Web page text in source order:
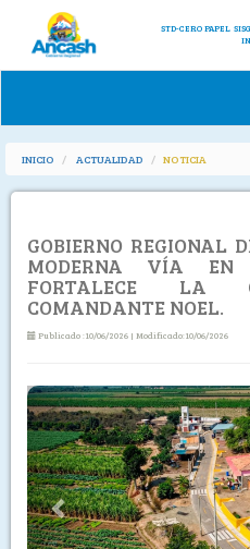
STD-CERO PAPEL
INICIO ACTUALIDAD NOTICIA
GOBIERNO REGIONAL
MODERNA VÍA EN
FORTALECE LA
COMANDANTE NOEL.
Publicado :10/06/2026 | Modificado:10/06/2026
Previous